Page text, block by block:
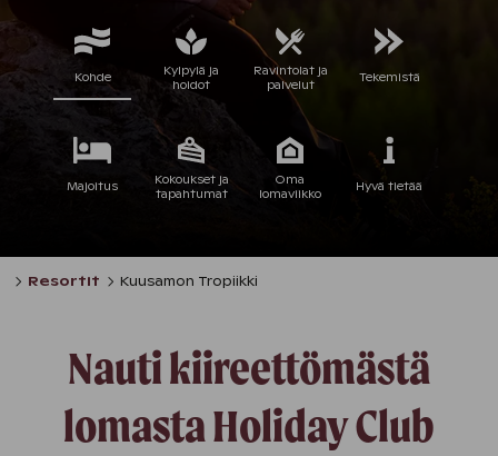
Kohde
Kylpylä ja
hoidot
Ravintolat ja
palvelut
Tekemistä
Majoitus
Kokoukset ja
tapahtumat
Oma
lomaviikko
Hyvä tietää
Resortit Kuusamon Tropiikki
Nauti kiireettömästä
lomasta Holiday Club